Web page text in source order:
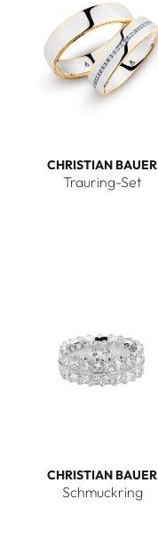
CHRISTIAN BAUER
Trauring-Set
CHRISTIAN BAUER
Schmuckring